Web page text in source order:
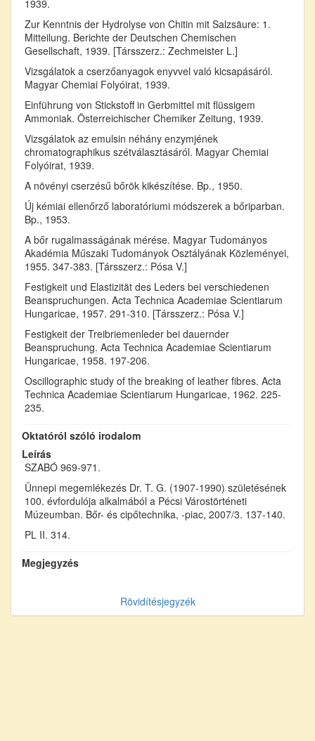
1939.
Zur Kenntnis der Hydrolyse von Chitin mit Salzsäure: 1.
Mitteilung. Berichte der Deutschen Chemischen
Gesellschaft, 1939. [Társszerz.: Zechmeister L.]
Vizsgálatok a cserzőanyagok enyvvel való kicsapásáról.
Magyar Chemiai Folyóirat, 1939.
Einführung von Stickstoff in Gerbmittel mit flüssigem
Ammoniak. Österreichischer Chemiker Zeitung, 1939.
Vizsgálatok az emulsin néhány enzymjének
chromatographikus szétválasztásáról. Magyar Chemiai
Folyóirat, 1939.
A növényi cserzésű bőrök kikészítése. Bp., 1950.
Új kémiai ellenőrző laboratóriumi módszerek a bőriparban.
Bp., 1953.
A bőr rugalmasságának mérése. Magyar Tudományos
Akadémia Műszaki Tudományok Osztályának Közleményei,
1955. 347-383. [Társszerz.: Pósa V.]
Festigkeit und Elastizität des Leders bei verschiedenen
Beanspruchungen. Acta Technica Academiae Scientiarum
Hungaricae, 1957. 291-310. [Társszerz.: Pósa V.]
Festigkeit der Treibriemenleder bei dauernder
Beanspruchung. Acta Technica Academiae Scientiarum
Hungaricae, 1958. 197-206.
Oscillographic study of the breaking of leather fibres. Acta
Technica Academiae Scientiarum Hungaricae, 1962. 225-
235.
Oktatóról szóló irodalom
Leírás
SZABÓ 969-971.
Ünnepi megemlékezés Dr. T. G. (1907-1990) születésének
100. évfordulója alkalmából a Pécsi Várostörténeti
Múzeumban. Bőr- és cipőtechnika, -piac, 2007/3. 137-140.
PL II. 314.
Megjegyzés
Rövidítésjegyzék